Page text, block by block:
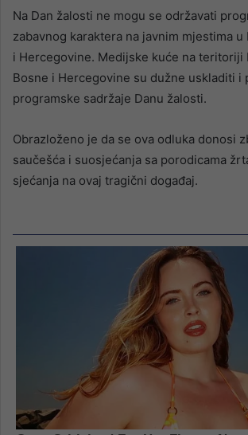
Na Dan žalosti ne mogu se održavati
zabavnog karaktera na javnim mjestima u
i Hercegovine. Medijske kuće na teritoriji
Bosne i Hercegovine su dužne uskladiti i
programske sadržaje Danu žalosti.
Obrazloženo je da se ova odluka donosi
saučešća i suosjećanja sa porodicama
sjećanja na ovaj tragični događaj.